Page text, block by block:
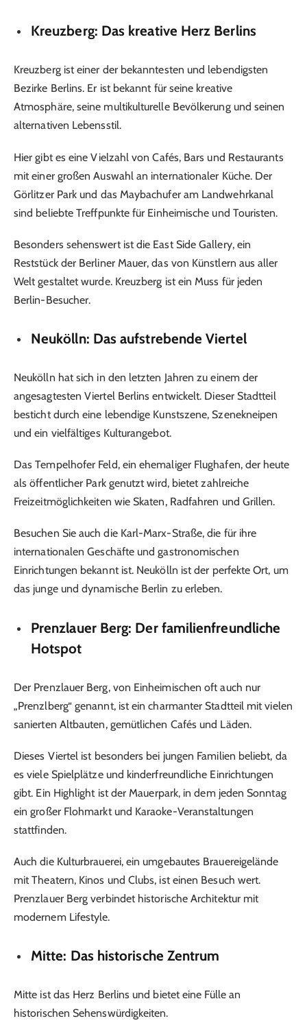
Kreuzberg: Das kreative Herz Berlins
Kreuzberg ist einer der bekanntesten und lebendigsten
Bezirke Berlins. Er ist bekannt für seine kreative
Atmosphäre, seine multikulturelle Bevölkerung und seinen
alternativen Lebensstil.
Hier gibt es eine Vielzahl von Cafés, Bars und Restaurants
mit einer großen Auswahl an internationaler Küche. Der
Görlitzer Park und das Maybachufer am Landwehrkanal
sind beliebte Treffpunkte für Einheimische und Touristen.
Besonders sehenswert ist die East Side Gallery, ein
Reststück der Berliner Mauer, das von Künstlern aus aller
Welt gestaltet wurde. Kreuzberg ist ein Muss für jeden
Berlin-Besucher.
Neukölln: Das aufstrebende Viertel
Neukölln hat sich in den letzten Jahren zu einem der
angesagtesten Viertel Berlins entwickelt. Dieser Stadtteil
besticht durch eine lebendige Kunstszene, Szenekneipen
und ein vielfältiges Kulturangebot.
Das Tempelhofer Feld, ein ehemaliger Flughafen, der heute
als öffentlicher Park genutzt wird, bietet zahlreiche
Freizeitmöglichkeiten wie Skaten, Radfahren und Grillen.
Besuchen Sie auch die Karl-Marx-Straße, die für ihre
internationalen Geschäfte und gastronomischen
Einrichtungen bekannt ist. Neukölln ist der perfekte Ort, um
das junge und dynamische Berlin zu erleben.
Prenzlauer Berg: Der familienfreundliche
Hotspot
Der Prenzlauer Berg, von Einheimischen oft auch nur
„Prenzlberg“ genannt, ist ein charmanter Stadtteil mit vielen
sanierten Altbauten, gemütlichen Cafés und Läden.
Dieses Viertel ist besonders bei jungen Familien beliebt, da
es viele Spielplätze und kinderfreundliche Einrichtungen
gibt. Ein Highlight ist der Mauerpark, in dem jeden Sonntag
ein großer Flohmarkt und Karaoke-Veranstaltungen
stattfinden.
Auch die Kulturbrauerei, ein umgebautes Brauereigelände
mit Theatern, Kinos und Clubs, ist einen Besuch wert.
Prenzlauer Berg verbindet historische Architektur mit
modernem Lifestyle.
Mitte: Das historische Zentrum
Mitte ist das Herz Berlins und bietet eine Fülle an
historischen Sehenswürdigkeiten.